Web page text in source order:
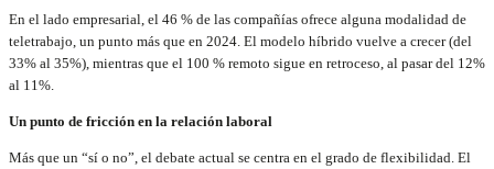
En el lado empresarial, el 46 % de las compañías ofrece alguna modalidad de
teletrabajo, un punto más que en 2024. El modelo híbrido vuelve a crecer (del
33% al 35%), mientras que el 100 % remoto sigue en retroceso, al pasar del 12%
al 11%.
Un punto de fricción en la relación laboral
Más que un “sí o no”, el debate actual se centra en el grado de flexibilidad. El